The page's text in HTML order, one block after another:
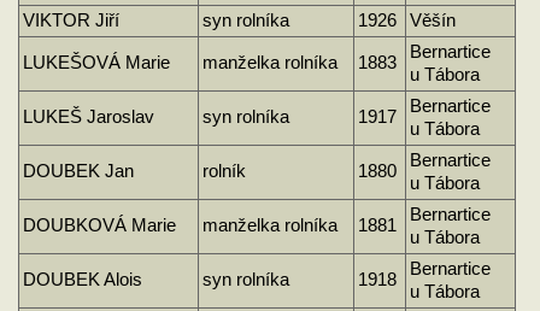
VIKTOR Jiří
syn rolníka 1926 Věšín
LUKEŠOVÁ Marie manželka rolníka 1883
Bernartice
u Tábora
LUKEŠ Jaroslav syn rolníka 1917
Bernartice
u Tábora
DOUBEK Jan rolník 1880
Bernartice
u Tábora
DOUBKOVÁ Marie manželka rolníka 1881
Bernartice
u Tábora
DOUBEK Alois syn rolníka 1918
Bernartice
u Tábora